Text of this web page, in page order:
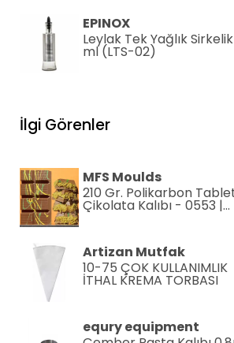
EPINOX
Leylak Tek Yağlık
ml (LTS-02)
Lavabo Süzgeci 34 cm
(QLS-34)
KARADAĞ METAL
Paslanmaz Pasta Altlığı
cm
Greyas Moulds
Polikarbon Special Pralin
Çikolata Kalıbı 8-15 gr |
Cm-3416
equry equipment
Mayonez Kabı 0,7 mm
İlgi Görenler
MFS Moulds
210 Gr. Polikarbon
Çikolata Kalıbı - 0553 |
Dubai Çikolata Kalıbı
Artizan Mutfak
10-75 ÇOK KULLANIMLIK
İTHAL KREMA TORBASI
equry equipment